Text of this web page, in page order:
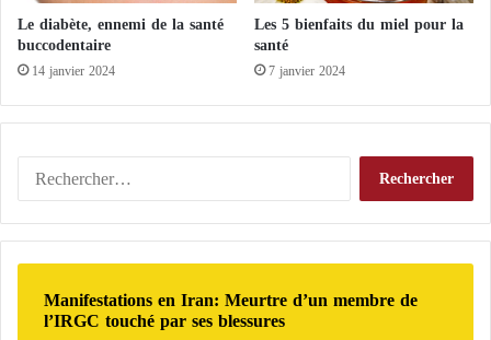
s
l
e
t
r
t
o
e
p
e
u
p
o
n
Le diabète, ennemi de la santé
buccodentaire
14 janvier 2024
Les 5 bienfaits du miel pour la
santé
7 janvier 2024
R
h
e
c
Manifestations en Iran: Meurtre d’un membre de
l’IRGC touché par ses blessures